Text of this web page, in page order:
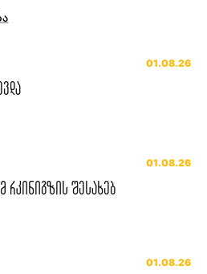
01.08.26
01.08.26
რკინიგზის შესახებ
01.08.26